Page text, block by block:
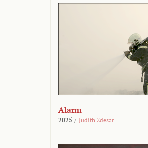
Alarm
2025 / Judith Zdesar